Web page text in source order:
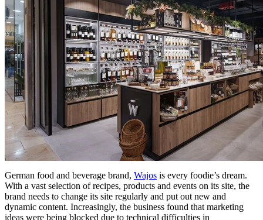
German food and beverage brand, Wajos is every foodie’s dream.
With a vast selection of recipes, products and events on its site, the
brand needs to change its site regularly and put out new and
dynamic content. Increasingly, the business found that marketing
ideas were being blocked due to technical difficulties in